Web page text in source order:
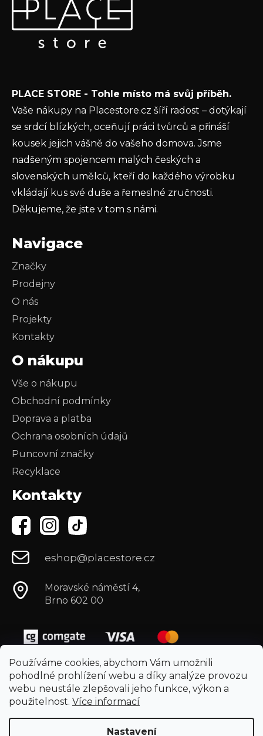
Používáme cookies, abychom Vám umožnili
pohodlné prohlížení webu a díky analýze provozu
webu neustále zlepšovali jeho funkce, výkon a
použitelnost. Více informací
Nastavení
Vložte svůj e-mail a my vám budeme zasílat informace o
nových produktech na našem e-shopu.
ochrany osobních údajů
PŘIHLÁSIT SE
PLACE STORE - Tohle místo má svůj příběh.
Vaše nákupy na Placestore.cz šíří radost – dotýkají
se srdcí blízkých, oceňují práci tvůrců a přináší
kousek jejich vášně do vašeho domova. Jsme
nadšeným spojencem malých českých a
slovenských umělců, kteří do každého výrobku
vkládají kus své duše a řemeslné zručnosti.
Děkujeme, že jste v tom s námi.
Navigace
Značky
Prodejny
O nás
Projekty
Kontakty
O nákupu
Vše o nákupu
Obchodní podmínky
Doprava a platba
Ochrana osobních údajů
Puncovní značky
Recyklace
Kontakty
eshop@placestore.cz
Moravské náměstí 4,
Brno 602 00